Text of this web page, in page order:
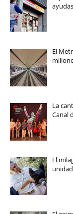
El
La
Canal
El